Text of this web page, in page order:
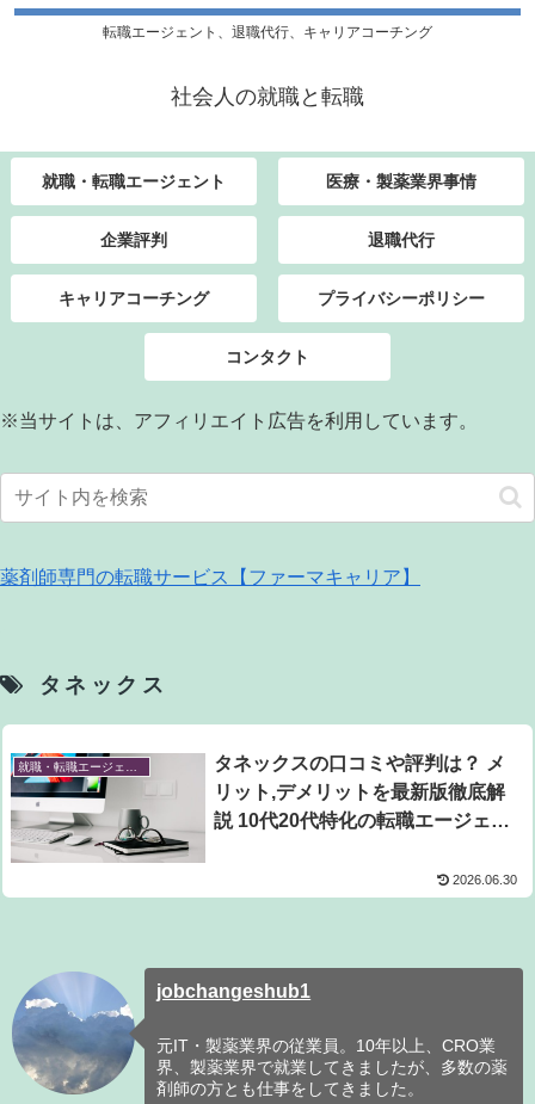
転職エージェント、退職代行、キャリアコーチング
社会人の就職と転職
就職・転職エージェント 医療・製薬業界事情
企業評判 退職代行
キャリアコーチング プライバシーポリシー
コンタクト
※当サイトは、アフィリエイト広告を利用しています。
薬剤師専門の転職サービス【ファーマキャリア】
タネックス
タネックスの口コミや評判は？ メ
リット,デメリットを最新版徹底解
説 10代20代特化の転職エージェン
2026.06.30
jobchangeshub1
元IT・製薬業界の従業員。10年以上、CRO業
界、製薬業界で就業してきましたが、多数の薬
剤師の方とも仕事をしてきました。